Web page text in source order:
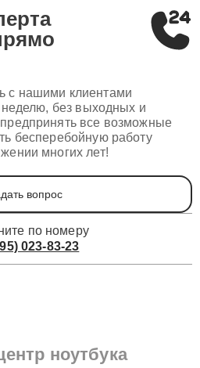
с нашими клиентами
неделю, без выходных и
все возможные
бесперебойную работу
многих лет!
вопрос
по номеру
023-83-23
ноутбука